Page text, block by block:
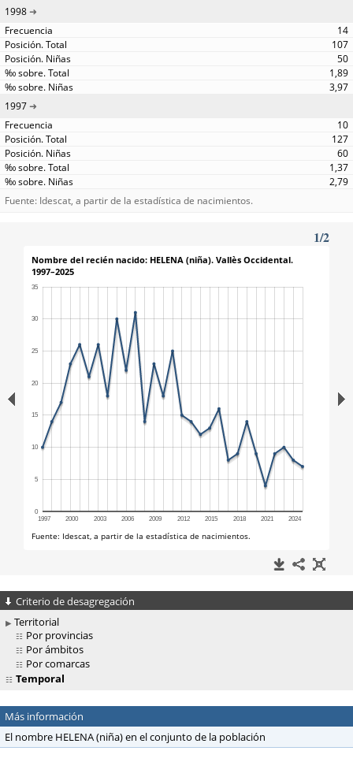
1998
14
107
50
1,89
3,97
1997
10
127
60
1,37
2,79
Fuente: Idescat, a partir de la estadística de nacimientos.
Criterio de desagregación
Territorial
Por provincias
Por ámbitos
Por comarcas
Temporal
Más información
El nombre HELENA (niña) en el conjunto de la población